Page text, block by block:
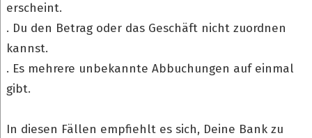
erscheint.
. Du den Betrag oder das Geschäft nicht zuordnen
kannst.
. Es mehrere unbekannte Abbuchungen auf einmal
gibt.
In diesen Fällen empfiehlt es sich, Deine Bank zu